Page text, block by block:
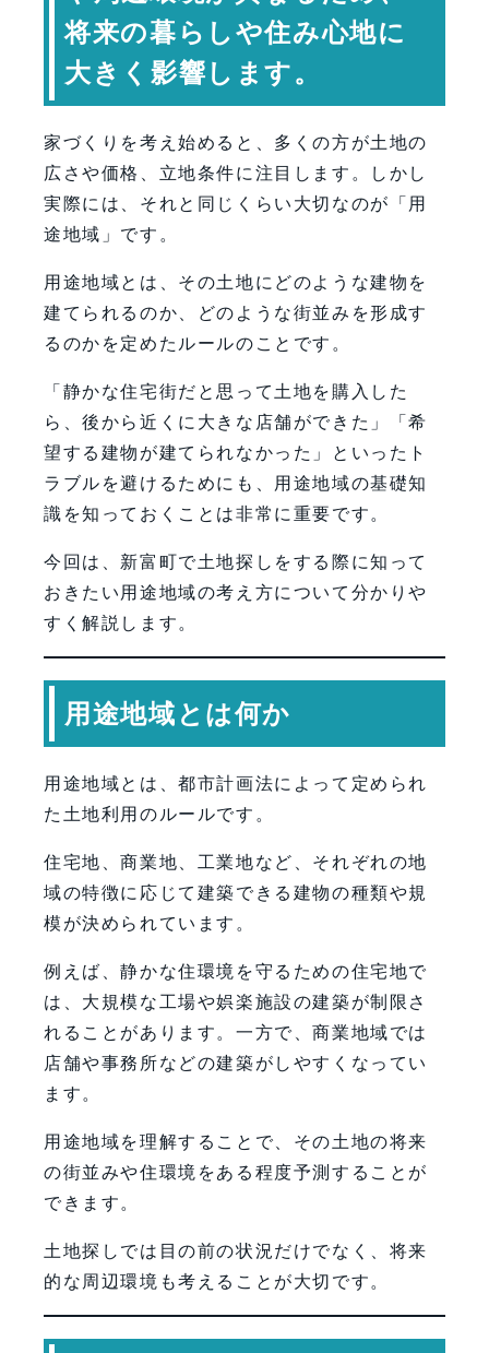
将来の街並みも想像して土地を選ぶ
専門家コメント
まとめ：新富町で後悔しない土地探し
をするために
FAQ
【会社情報・お問い合わせ】
将来の暮らしや住み心地に
大きく影響します。
家づくりを考え始めると、多くの方が土地の
広さや価格、立地条件に注目します。しかし
実際には、それと同じくらい大切なのが「用
途地域」です。
用途地域とは、その土地にどのような建物を
建てられるのか、どのような街並みを形成す
るのかを定めたルールのことです。
「静かな住宅街だと思って土地を購入した
ら、後から近くに大きな店舗ができた」「希
望する建物が建てられなかった」といったト
ラブルを避けるためにも、用途地域の基礎知
識を知っておくことは非常に重要です。
今回は、新富町で土地探しをする際に知って
おきたい用途地域の考え方について分かりや
すく解説します。
用途地域とは何か
用途地域とは、都市計画法によって定められ
た土地利用のルールです。
住宅地、商業地、工業地など、それぞれの地
域の特徴に応じて建築できる建物の種類や規
模が決められています。
例えば、静かな住環境を守るための住宅地で
は、大規模な工場や娯楽施設の建築が制限さ
れることがあります。一方で、商業地域では
店舗や事務所などの建築がしやすくなってい
ます。
用途地域を理解することで、その土地の将来
の街並みや住環境をある程度予測することが
できます。
土地探しでは目の前の状況だけでなく、将来
的な周辺環境も考えることが大切です。